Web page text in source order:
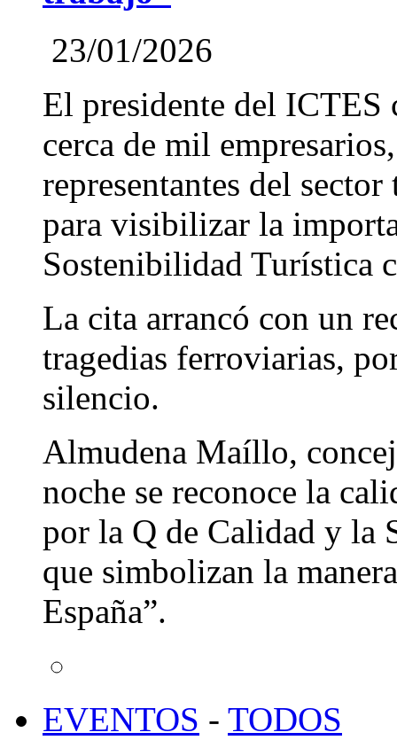
23/01/2026
El presidente del ICTES
cerca de mil
representantes del
para visibilizar la
Sostenibilidad Turística
La cita arrancó con un
tragedias ferroviarias,
silencio.
Almudena Maíllo,
noche se reconoce la
por la Q de Calidad y la
que simbolizan la
España”.
EVENTOS - TODOS